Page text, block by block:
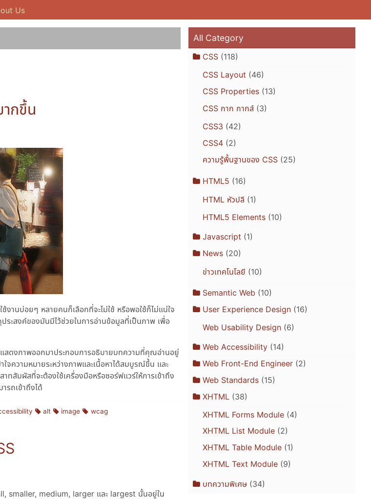
Us
ากขึ้น
นบ่อยๆ หลายคนก็เลือกที่จะไม่ใช้ หรือพอใช้ก็ไม่แน่ใจ
ะสงค์ของมันมีไว้ช่วยในการอ่านข้อมูลที่เป็นภาพ เพื่อ
แสดงภาพออกมาประกอบการอธิบายบทความที่คุณอ่านอยู่
ความหมายระหว่างภาพและเนื้อหาได้สมบูรณ์ขึ้น และ
ทสัมผัสที่จะต้องใช้เครื่องมือหรือซอร์ฟแวร์ให้การเข้าถึง
รถเข้าถึงได้
alt image wcag
smaller, medium, larger และ largest นั้นอยู่ใน
All Category
CSS (118)
CSS Layout (46)
CSS Properties(13)
CSS กาก กากส์(3)
CSS3 (42)
CSS4(2)
ความรู้พื้นฐานของ CSS(25)
HTML5 (16)
HTML หัวปลี (1)
HTML5 Elements(10)
Javascript (1)
News (20)
ข่าวเทคโนโลยี (10)
Semantic Web (10)
User Experience Design (16)
Web Usability Design(6)
Web Accessibility (14)
Web Front-End Engineer (2)
Web Standards (15)
XHTML (38)
XHTML Forms Module(4)
XHTML List Module(2)
XHTML Table Module(1)
XHTML Text Module(9)
บทความพิเศษ (34)